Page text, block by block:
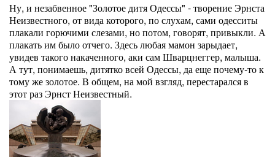
Ну, и незабвенное "Золотое дитя Одессы" - творение Эрнста
Неизвестного, от вида которого, по слухам, сами одесситы
плакали горючими слезами, но потом, говорят, привыкли. А
плакать им было отчего. Здесь любая мамон зарыдает,
увидев такого накаченного, аки сам Шварцнеггер, малыша.
А тут, понимаешь, дитятко всей Одессы, да еще почему-то к
тому же золотое. В общем, на мой взгляд, перестарался в
этот раз Эрнст Неизвестный.